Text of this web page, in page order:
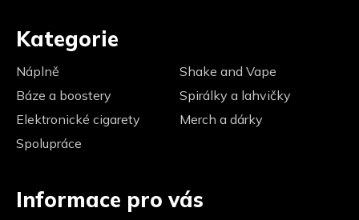
Kategorie
Náplně
Shake and Vape
Báze a boostery
Spirálky a lahvičky
Elektronické cigarety
Merch a dárky
Spolupráce
Informace pro vás